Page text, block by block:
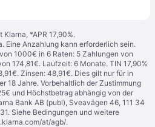
*APR 17,90%.
Eine Anzahlung kann erforderlich sein.
1000€ in 6 Raten: 5 Zahlungen von
174,81€. Laufzeit: 6 Monate. TIN 17,90%
Zinsen: 48,91€. Dies gilt nur für in
18 Jahre. Vorbehaltlich der Zustimmung
und Höchstbetrag abhängig von der
Bank AB (publ), Sveavägen 46, 111 34
Siehe Bedingungen und weitere
at/agb/.